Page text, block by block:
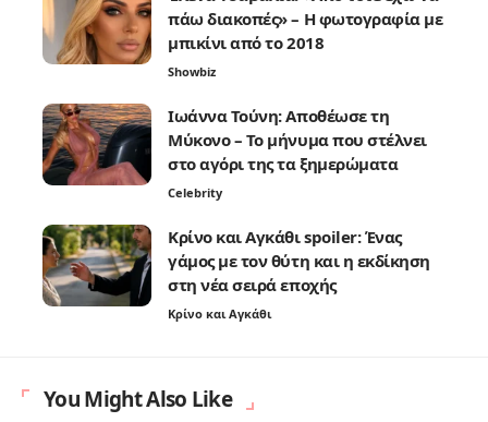
πάω διακοπές» – Η φωτογραφία με
μπικίνι από το 2018
Showbiz
Ιωάννα Τούνη: Αποθέωσε τη
Μύκονο – Το μήνυμα που στέλνει
στο αγόρι της τα ξημερώματα
Celebrity
Κρίνο και Αγκάθι spoiler: Ένας
γάμος με τον θύτη και η εκδίκηση
στη νέα σειρά εποχής
Κρίνο και Αγκάθι
You Might Also Like